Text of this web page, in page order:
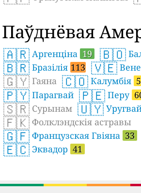
Паўднёвая
🇦🇷 Аргенціна 19 🇧🇴
🇧🇷 Бразілія 113 🇻🇪
🇬🇾 Гаяна 🇨🇴 Калумбія
🇵🇾 Парагвай 🇵🇪 Перу
🇸🇷 Сурынам 🇺🇾
🇫🇰 Фолклэндскія астравы
🇬🇫 Французская Гвіяна 33
🇪🇨 Эквадор 41